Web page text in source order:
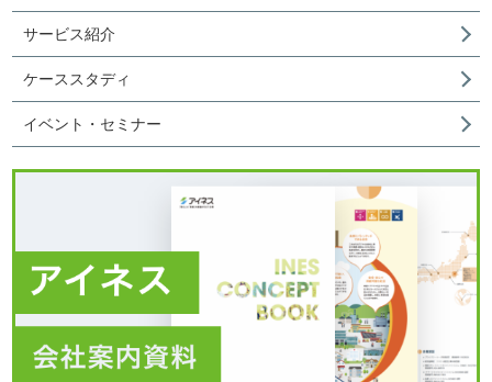
サービス紹介
ケーススタディ
イベント・セミナー